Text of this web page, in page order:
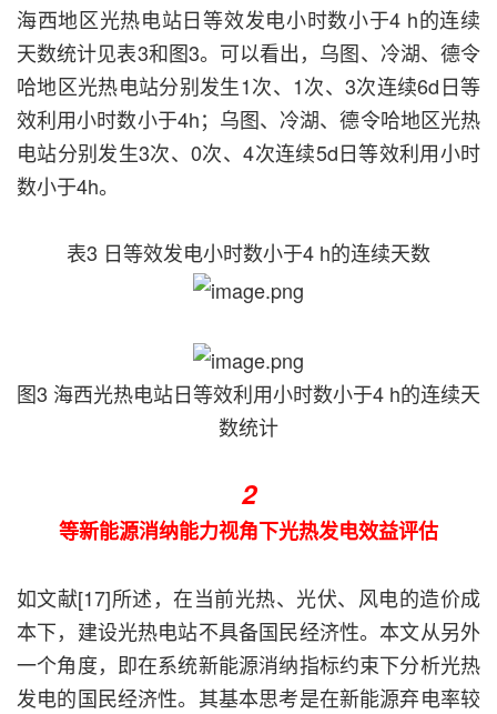
海西地区光热电站日等效发电小时数小于4 h的连续
天数统计见表3和图3。可以看出，乌图、冷湖、德令
哈地区光热电站分别发生1次、1次、3次连续6d日等
效利用小时数小于4h；乌图、冷湖、德令哈地区光热
电站分别发生3次、0次、4次连续5d日等效利用小时
数小于4h。
表3 日等效发电小时数小于4 h的连续天数
图3 海西光热电站日等效利用小时数小于4 h的连续天
数统计
2
等新能源消纳能力视角下光热发电效益评估
如文献[17]所述，在当前光热、光伏、风电的造价成
本下，建设光热电站不具备国民经济性。本文从另外
一个角度，即在系统新能源消纳指标约束下分析光热
发电的国民经济性。其基本思考是在新能源弃电率较